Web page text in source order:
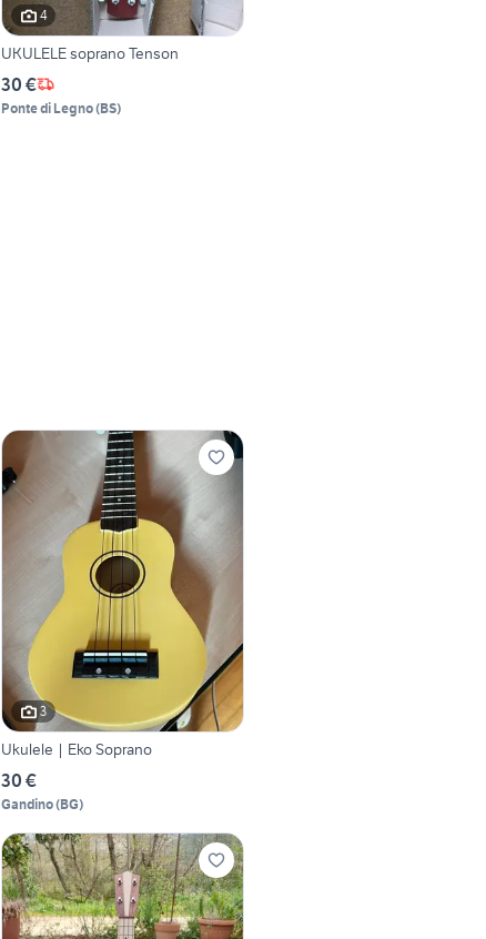
4
UKULELE soprano Tenson
30 €
Ponte di Legno(BS)
3
Ukulele | Eko Soprano
30 €
Gandino(BG)